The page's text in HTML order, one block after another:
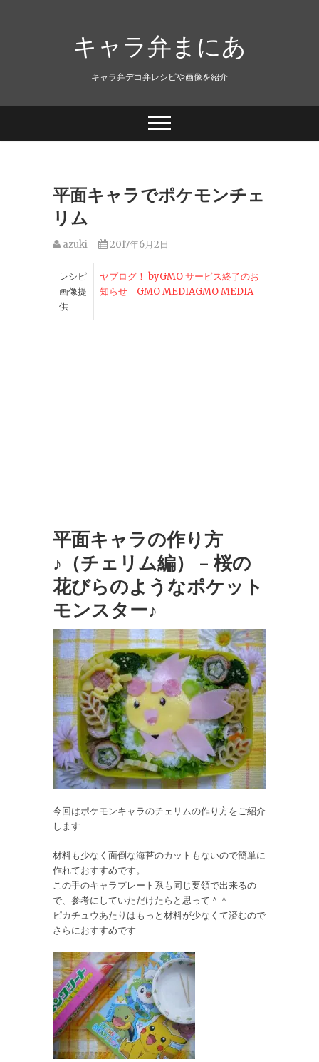
キャラ弁まにあ
キャラ弁デコ弁レシピや画像を紹介
平面キャラでポケモンチェ
リム
azuki 2017年6月2日
レシピ
画像提
供
ヤプログ！ byGMO サービス終了のお
知らせ｜GMO MEDIAGMO MEDIA
平面キャラの作り方
♪（チェリム編） – 桜の
花びらのようなポケット
モンスター♪
今回はポケモンキャラのチェリムの作り方をご紹介
します
材料も少なく面倒な海苔のカットもないので簡単に
作れておすすめです。
この手のキャラプレート系も同じ要領で出来るの
で、参考にしていただけたらと思って＾＾
ピカチュウあたりはもっと材料が少なくて済むので
さらにおすすめです